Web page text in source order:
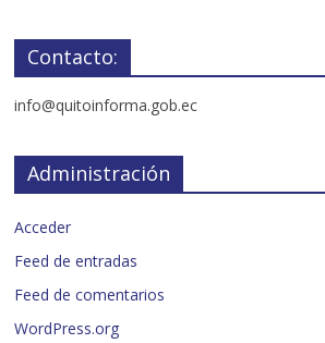
Contacto:
info@quitoinforma.gob.ec
Administración
Acceder
Feed de entradas
Feed de comentarios
WordPress.org